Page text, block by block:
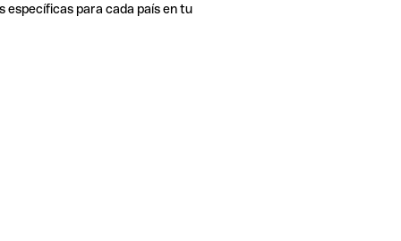
específicas para cada país en tu